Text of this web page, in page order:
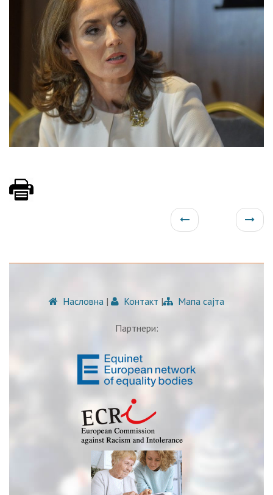
Насловна | Контакт | Мапа сајта
Партнери: